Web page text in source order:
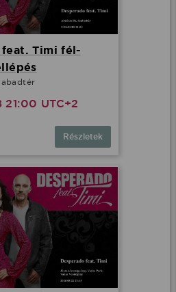
Timi fél-
UTC+2
Részletek